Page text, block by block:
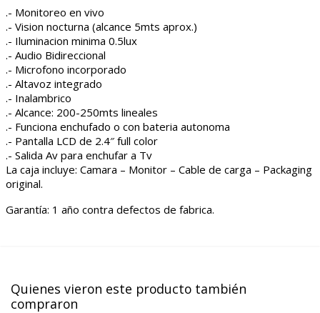
.- Monitoreo en vivo
.- Vision nocturna (alcance 5mts aprox.)
.- Iluminacion minima 0.5lux
.- Audio Bidireccional
.- Microfono incorporado
.- Altavoz integrado
.- Inalambrico
.- Alcance: 200-250mts lineales
.- Funciona enchufado o con bateria autonoma
.- Pantalla LCD de 2.4″ full color
.- Salida Av para enchufar a Tv
La caja incluye: Camara – Monitor – Cable de carga – Packaging
original.
Garantía: 1 año contra defectos de fabrica.
Quienes vieron este producto también
compraron